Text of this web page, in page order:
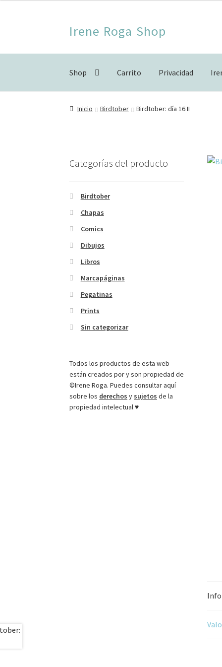
Ir
a
Ir
al
Irene Roga Shop
Shop Carrito Privacidad
Inicio Birdtober CarritoFinalizar compra
Inicio Birdtober Birdtober: día 16 II
Categorías del producto
Birdtober
Chapas
Comics
Dibujos
Libros
Marcapáginas
Pegatinas
Prints
Sin categorizar
Todos los productos de esta web
están creados por y son propiedad de
©Irene Roga. Puedes consultar aquí
sobre los derechos y sujetos de la
propiedad intelectual ♥